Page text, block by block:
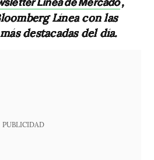
Línea con las
destacadas del día.
PUBLICIDAD